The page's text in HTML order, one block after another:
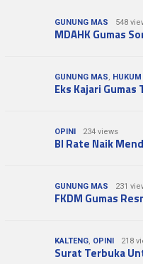
GUNUNG MAS 548
MDAHK Gumas
GUNUNG MAS,
Eks Kajari
OPINI 234 views
BI Rate Naik
GUNUNG MAS 231
FKDM Gumas
KALTENG, OPINI 218
Surat Terbuka